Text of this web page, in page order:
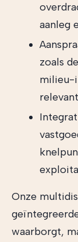
aanleg
zoals
milieu-
Onze
waarborgt,